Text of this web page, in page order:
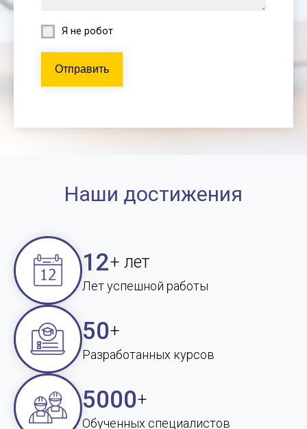
Я не робот
Отправить
Наши достижения
12+ лет
Лет успешной работы
50+
Разработанных курсов
5000+
Обученных специалистов